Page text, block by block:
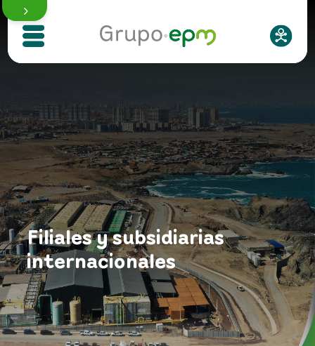
Filiales
Quiénes somos
Sostenibilidad
Direccionamiento estratégico
Proveedores y contratistas
Filiales y subsidiarias
internacionales